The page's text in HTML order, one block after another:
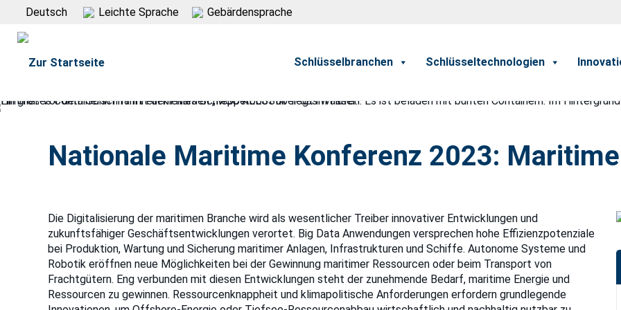
Deutsch Leichte Sprache Gebärdensprache
Schlüsselbranchen Schlüsseltechnologien
Nationale Maritime Konferenz 2023:
Die Digitalisierung der maritimen Branche wird als wesentlicher Treiber innovativer Entwicklungen und
zukunftsfähiger Geschäftsentwicklungen verortet. Big Data Anwendungen versprechen hohe Effizienzpotenziale
bei Produktion, Wartung und Sicherung maritimer Anlagen, Infrastrukturen und Schiffe. Autonome Systeme und
Robotik eröffnen neue Möglichkeiten bei der Gewinnung maritimer Ressourcen oder beim Transport von
Frachtgütern. Eng verbunden mit diesen Entwicklungen steht der zunehmende Bedarf, maritime Energie und
Ressourcen zu gewinnen. Ressourcenknappheit und klimapolitische Anforderungen erfordern grundlegende